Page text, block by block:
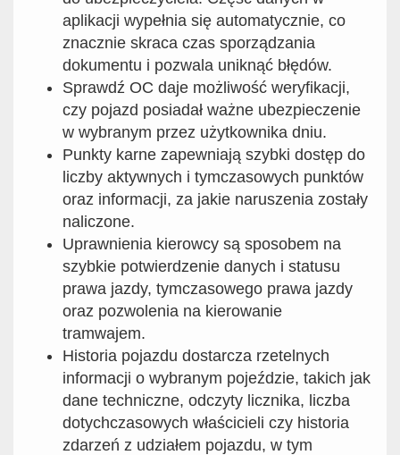
aplikacji wypełnia się automatycznie, co
znacznie skraca czas sporządzania
dokumentu i pozwala uniknąć błędów.
Sprawdź OC daje możliwość weryfikacji,
czy pojazd posiadał ważne ubezpieczenie
w wybranym przez użytkownika dniu.
Punkty karne zapewniają szybki dostęp do
liczby aktywnych i tymczasowych punktów
oraz informacji, za jakie naruszenia zostały
naliczone.
Uprawnienia kierowcy są sposobem na
szybkie potwierdzenie danych i statusu
prawa jazdy, tymczasowego prawa jazdy
oraz pozwolenia na kierowanie
tramwajem.
Historia pojazdu dostarcza rzetelnych
informacji o wybranym pojeździe, takich jak
dane techniczne, odczyty licznika, liczba
dotychczasowych właścicieli czy historia
zdarzeń z udziałem pojazdu, w tym